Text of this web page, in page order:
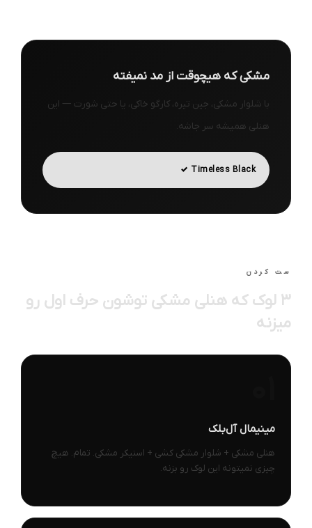
مشکی که هیچوقت از مد نمیفته
با شلوار مشکی، جین تیره، کارگو خاکی، یا حتی شورت — این
هنلی همیشه سر جاشه.
Timeless Black ✓
ست کردن
۳ لوک که هنلی مشکی توشون حرف اول رو
میزنه
مینیمال آل‌بلک
هنلی مشکی + شلوار مشکی کشی + اسنیکر مشکی. تمام. هیچ
چیزی نمیتونه این لوک رو بزنه.